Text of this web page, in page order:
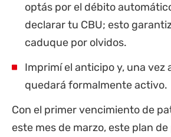
optás por el débito
declarar tu CBU; esto
caduque por olvidos.
Imprimí el anticipo y, una vez
quedará formalmente activo.
Con el primer vencimiento de
este mes de marzo, este plan